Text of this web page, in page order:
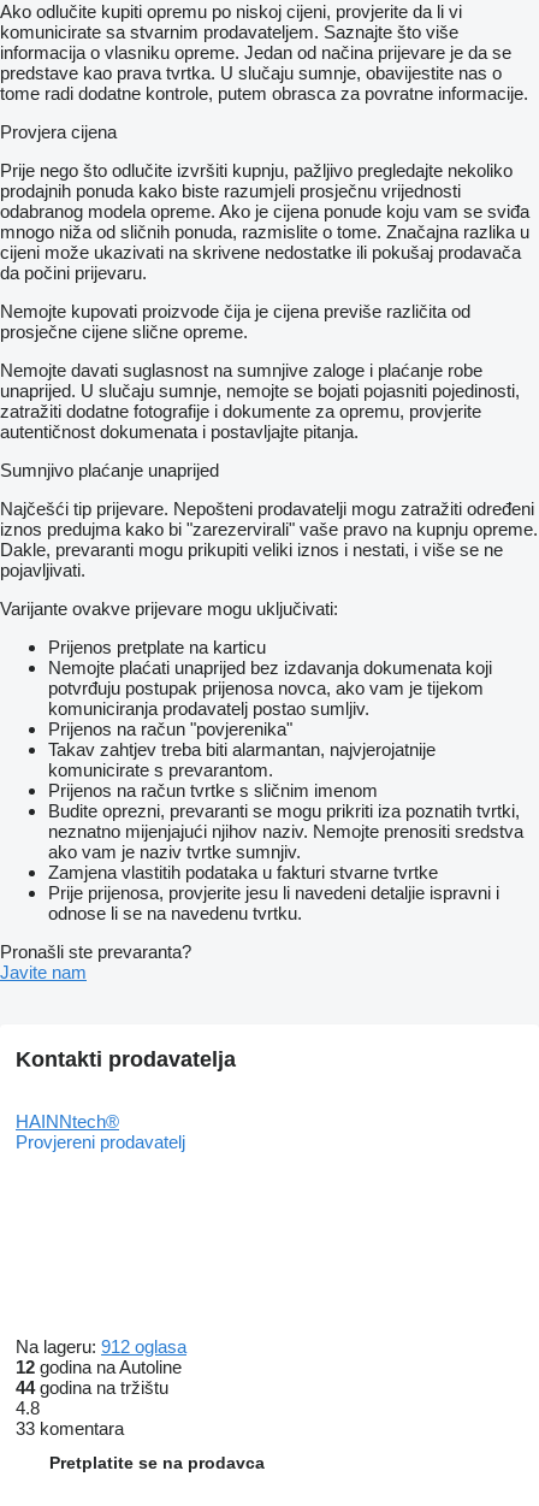
Ako odlučite kupiti opremu po niskoj cijeni, provjerite da li vi
komunicirate sa stvarnim prodavateljem. Saznajte što više
informacija o vlasniku opreme. Jedan od načina prijevare je da se
predstave kao prava tvrtka. U slučaju sumnje, obavijestite nas o
tome radi dodatne kontrole, putem obrasca za povratne informacije.
Provjera cijena
Prije nego što odlučite izvršiti kupnju, pažljivo pregledajte nekoliko
prodajnih ponuda kako biste razumjeli prosječnu vrijednosti
odabranog modela opreme. Ako je cijena ponude koju vam se sviđa
mnogo niža od sličnih ponuda, razmislite o tome. Značajna razlika u
cijeni može ukazivati ​​na skrivene nedostatke ili pokušaj prodavača
da počini prijevaru.
Nemojte kupovati proizvode čija je cijena previše različita od
prosječne cijene slične opreme.
Nemojte davati suglasnost na sumnjive zaloge i plaćanje robe
unaprijed. U slučaju sumnje, nemojte se bojati pojasniti pojedinosti,
zatražiti dodatne fotografije i dokumente za opremu, provjerite
autentičnost dokumenata i postavljajte pitanja.
Sumnjivo plaćanje unaprijed
Najčešći tip prijevare. Nepošteni prodavatelji mogu zatražiti određeni
iznos predujma kako bi "zarezervirali" vaše pravo na kupnju opreme.
Dakle, prevaranti mogu prikupiti veliki iznos i nestati, i više se ne
pojavljivati.
Varijante ovakve prijevare mogu uključivati:
Prijenos pretplate na karticu
Nemojte plaćati unaprijed bez izdavanja dokumenata koji
potvrđuju postupak prijenosa novca, ako vam je tijekom
komuniciranja prodavatelj postao sumljiv.
Prijenos na račun "povjerenika"
Takav zahtjev treba biti alarmantan, najvjerojatnije
komunicirate s prevarantom.
Prijenos na račun tvrtke s sličnim imenom
Budite oprezni, prevaranti se mogu prikriti iza poznatih tvrtki,
neznatno mijenjajući njihov naziv. Nemojte prenositi sredstva
ako vam je naziv tvrtke sumnjiv.
Zamjena vlastitih podataka u fakturi stvarne tvrtke
Prije prijenosa, provjerite jesu li navedeni detaljie ispravni i
odnose li se na navedenu tvrtku.
Pronašli ste prevaranta?
Javite nam
Kontakti prodavatelja
HAINNtech®
Provjereni prodavatelj
Na lageru: 912 oglasa
12 godina na Autoline
44godina na tržištu
4.8
33 komentara
Pretplatite se na prodavca